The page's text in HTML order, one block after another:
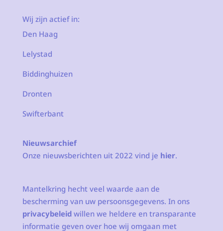
Wij zijn actief in:
Den Haag
Lelystad
Biddinghuizen
Dronten
Swifterbant
Nieuwsarchief
Onze nieuwsberichten uit 2022 vind je hier.
Mantelkring hecht veel waarde aan de
bescherming van uw persoonsgegevens. In ons
privacybeleidwillen we heldere en transparante
informatie geven over hoe wij omgaan met